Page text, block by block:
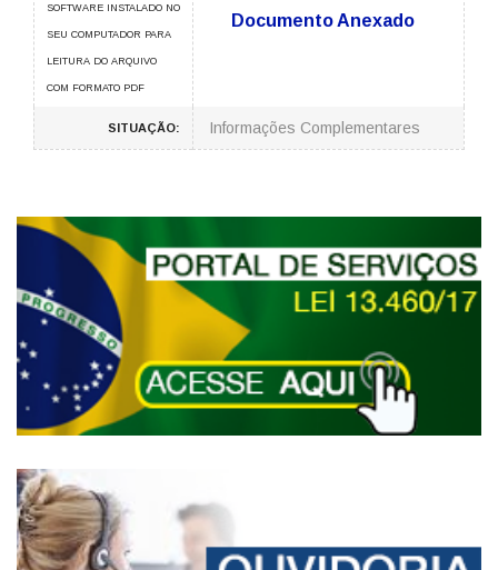
SOFTWARE INSTALADO NO
SEU COMPUTADOR PARA
LEITURA DO ARQUIVO
COM FORMATO PDF
Documento Anexado
SITUAÇÃO: Informações Complementares